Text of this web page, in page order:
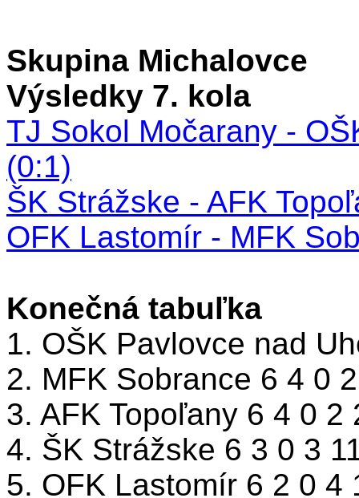
Skupina Michalovce
Výsledky 7. kola
TJ Sokol Močarany -
(0:1)
ŠK Strážske - AFK
OFK Lastomír - MFK
Konečná tabuľka
1. OŠK Pavlovce nad
2. MFK Sobrance 6 4 0
3. AFK Topoľany 6 4 0 2
4. ŠK Strážske 6 3 0 3
5. OFK Lastomír 6 2 0 4